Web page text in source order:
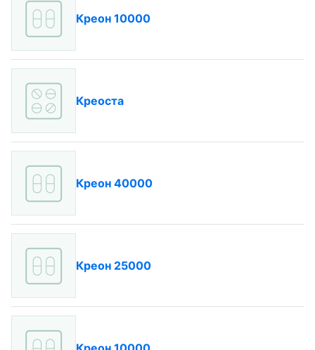
Креон 10000
Креоста
Креон 40000
Креон 25000